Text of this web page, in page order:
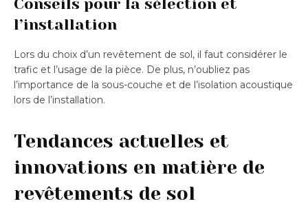
Conseils pour la sélection et
l’installation
Lors du choix d’un revêtement de sol, il faut considérer le
trafic et l’usage de la pièce. De plus, n’oubliez pas
l’importance de la sous-couche et de l’isolation acoustique
lors de l’installation.
Tendances actuelles et
innovations en matière de
revêtements de sol